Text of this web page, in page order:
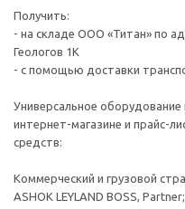
Получить:
- на складе ООО «Титан» по
Геологов 1К
- с помощью доставки
Универсальное
интернет-магазине и прайс-
средств:
Коммерческий и грузовой
ASHOK LEYLAND BOSS,